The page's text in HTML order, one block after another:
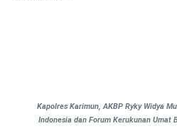
Kapolres Karimun, AKBP Ryky Widya
Indonesia dan Forum Kerukunan Umat